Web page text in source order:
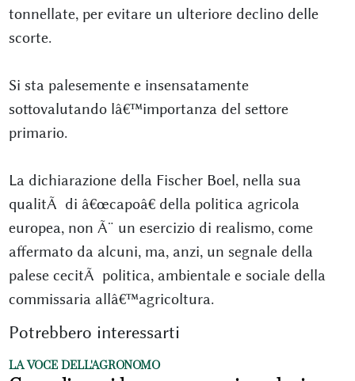
tonnellate, per evitare un ulteriore declino delle
scorte.
Si sta palesemente e insensatamente
sottovalutando lâ€™importanza del settore
primario.
La dichiarazione della Fischer Boel, nella sua
qualitÃ di â€œcapoâ€ della politica agricola
europea, non Ã¨ un esercizio di realismo, come
affermato da alcuni, ma, anzi, un segnale della
palese cecitÃ politica, ambientale e sociale della
commissaria allâ€™agricoltura.
Potrebbero interessarti
LA VOCE DELL'AGRONOMO